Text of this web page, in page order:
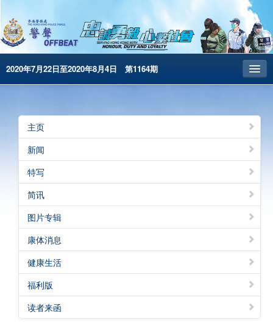
2020年7月22日至2020年8月4日 第1164期
昔日警声
警务处主页
繁體版
English
电子书版
主页
新闻
特写
简讯
图片专辑
康体消息
健康生活
福利版
读者来函